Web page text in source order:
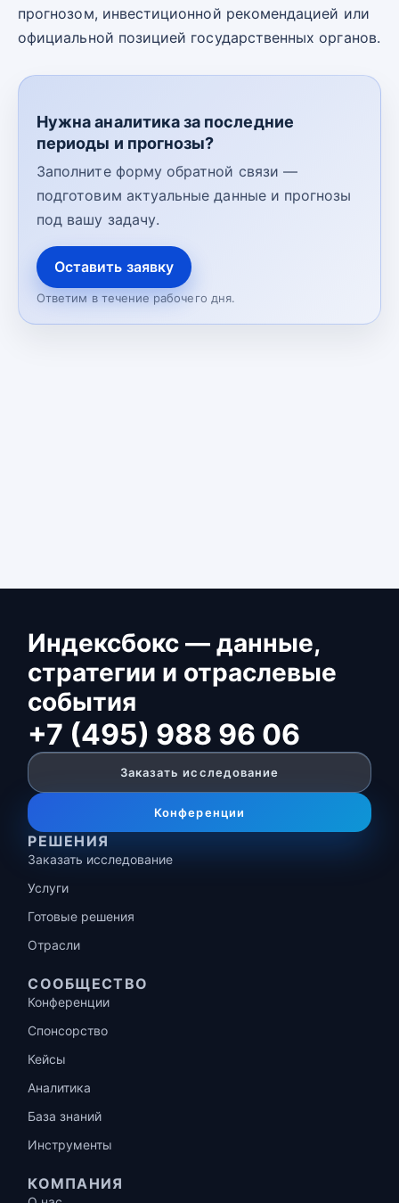
прогнозом, инвестиционной рекомендацией или
официальной позицией государственных органов.
Нужна аналитика за последние
периоды и прогнозы?
Заполните форму обратной связи —
подготовим актуальные данные и прогнозы
под вашу задачу.
Оставить заявку
Ответим в течение рабочего дня.
Индексбокс — данные,
стратегии и отраслевые
события
+7 (495) 988 96 06
Заказать исследование
Конференции
РЕШЕНИЯ
Заказать исследование
Услуги
Готовые решения
Отрасли
СООБЩЕСТВО
Конференции
Спонсорство
Кейсы
Аналитика
База знаний
Инструменты
КОМПАНИЯ